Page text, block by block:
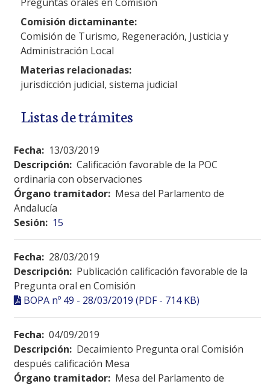
Comisión dictaminante:
Comisión de Turismo, Regeneración, Justicia y
Administración Local
Materias relacionadas:
jurisdicción judicial, sistema judicial
Listas de trámites
Fecha: 13/03/2019
Descripción: Calificación favorable de la POC
ordinaria con observaciones
Órgano tramitador: Mesa del Parlamento de
Andalucía
Sesión: 15
Fecha: 28/03/2019
Descripción: Publicación calificación favorable de la
Pregunta oral en Comisión
BOPA nº 49 - 28/03/2019 (PDF - 714 KB)
Fecha: 04/09/2019
Descripción: Decaimiento Pregunta oral Comisión
después calificación Mesa
Órgano tramitador: Mesa del Parlamento de